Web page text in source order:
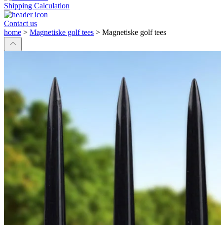
Shipping Calculation
Contact us
home > Magnetiske golf tees > Magnetiske golf tees